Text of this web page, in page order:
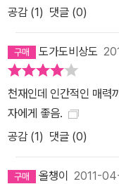
공감 (1) 댓글 (0)
도가도비상도
천재인데 인간적인 매력
자에게 좋음.
공감 (1) 댓글 (0)
올챙이 2011-